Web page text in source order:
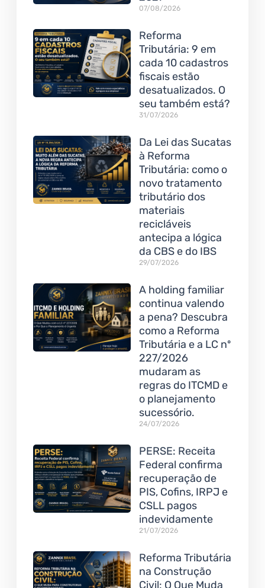
07/08/2026
Reforma
Tributária: 9 em
cada 10 cadastros
fiscais estão
desatualizados. O
seu também está?
31/07/2026
Da Lei das Sucatas
à Reforma
Tributária: como o
novo tratamento
tributário dos
materiais
recicláveis
antecipa a lógica
da CBS e do IBS
29/07/2026
A holding familiar
continua valendo
a pena? Descubra
como a Reforma
Tributária e a LC nº
227/2026
mudaram as
regras do ITCMD e
o planejamento
sucessório.
24/07/2026
PERSE: Receita
Federal confirma
recuperação de
PIS, Cofins, IRPJ e
CSLL pagos
indevidamente
21/07/2026
Reforma Tributária
na Construção
Civil: O Que Muda